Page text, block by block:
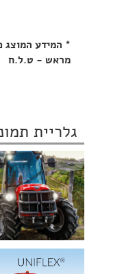
* המידע המוצג
מראש - ט.ל.ח
גלריית